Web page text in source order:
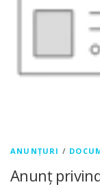
ANUNȚURI /
Anunț